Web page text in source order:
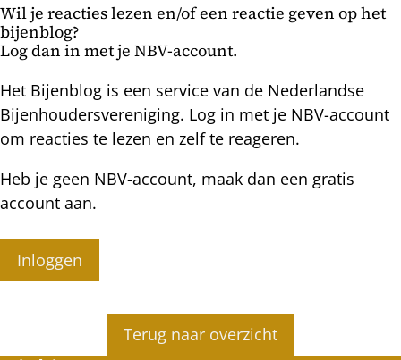
Wil je reacties lezen en/of een reactie geven op het
bijenblog?
Log dan in met je NBV-account.
Het Bijenblog is een service van de Nederlandse
Bijenhoudersvereniging. Log in met je NBV-account
om reacties te lezen en zelf te reageren.
Heb je geen NBV-account, maak dan een gratis
account aan.
Inloggen
Terug naar overzicht